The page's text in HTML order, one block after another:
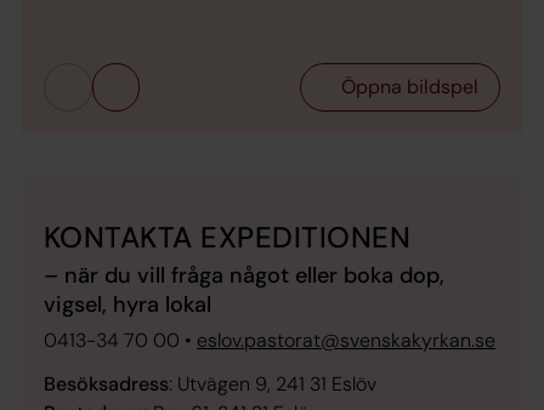
Öppna bildspel
KONTAKTA EXPEDITIONEN
– när du vill fråga något eller boka dop,
vigsel, hyra lokal
0413-34 70 00 • eslov.pastorat@svenskakyrkan.se
Besöksadress: Utvägen 9, 241 31 Eslöv